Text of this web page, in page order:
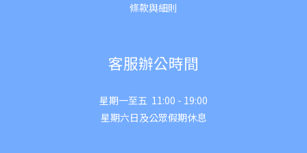
條款與細則
客服辦公時間
星期一至五 11:00 - 19:00
星期六日及公眾假期休息